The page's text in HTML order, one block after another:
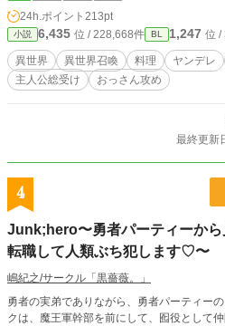
た。：@onugiri_mgmg
24h.ポイント 213pt
小説 6,435 位 / 228,668件 BL 1,247 位 /
異世界 異世界召喚 料理 ヤンデレ
主人公総受け
おっさん攻め
最終更新
4
Junk;hero〜勇者パーティーか
転職して人類ぶち犯します♡〜
嶋紀之/サークル「黒薔薇。」
勇者の実弟でありながら、勇者パーティー
クは、魔王軍幹部を前にして、囮役として